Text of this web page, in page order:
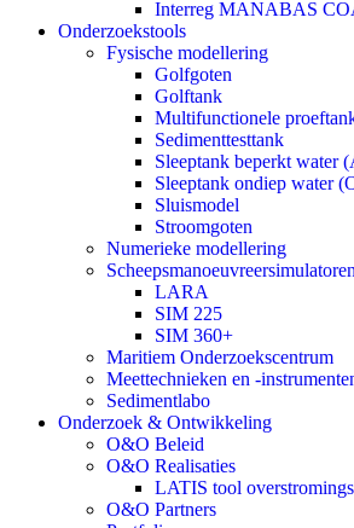
Interreg MANABAS
Onderzoekstools
Fysische modellering
Golfgoten
Golftank
Multifunctionele
Sedimenttesttank
Sleeptank beperkt water
Sleeptank ondiep water
Sluismodel
Stroomgoten
Numerieke modellering
Scheepsmanoeuvreersimulatoren
LARA
SIM 225
SIM 360+
Maritiem Onderzoekscentrum
Meettechnieken en -
Sedimentlabo
Onderzoek & Ontwikkeling
O&O Beleid
O&O Realisaties
LATIS tool
O&O Partners